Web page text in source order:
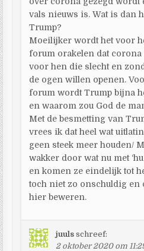
vals nieuws is. Wat is dan
Trump?
Moeilijker wordt het voor
forum orakelen dat corona
voor hen die slecht en
de ogen willen openen.
forum wordt Trump bijna
en waarom zou God de
Met de besmetting van
vrees ik dat heel wat
geen steek meer houden/
wakker door wat nu met
en komen ze eindelijk tot
toch niet zo onschuldig en
hier beweren.
juuls schreef:
2 oktober 2020 om